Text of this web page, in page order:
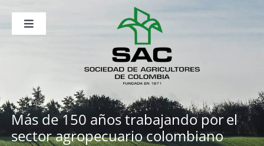
contenido
Toggle
Publicaciones
Sala de Prensa
Eventos
Más de 150 años trabajando porel
sector agropecuario colombiano